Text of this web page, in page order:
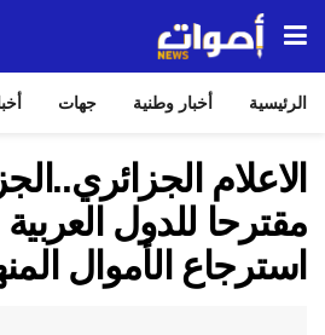
الرئيسية أخبار وطنية جهات
الاعلام
مقترحا للدول
استرجاع الأموال